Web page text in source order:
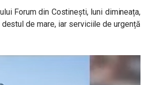
Forum din Costineşti, luni dimineața,
de mare, iar serviciile de urgență